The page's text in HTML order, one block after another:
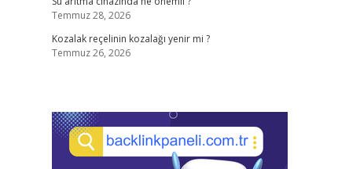
Temmuz 28, 2026
Kozalak reçelinin kozalağı yenir mi ?
Temmuz 26, 2026